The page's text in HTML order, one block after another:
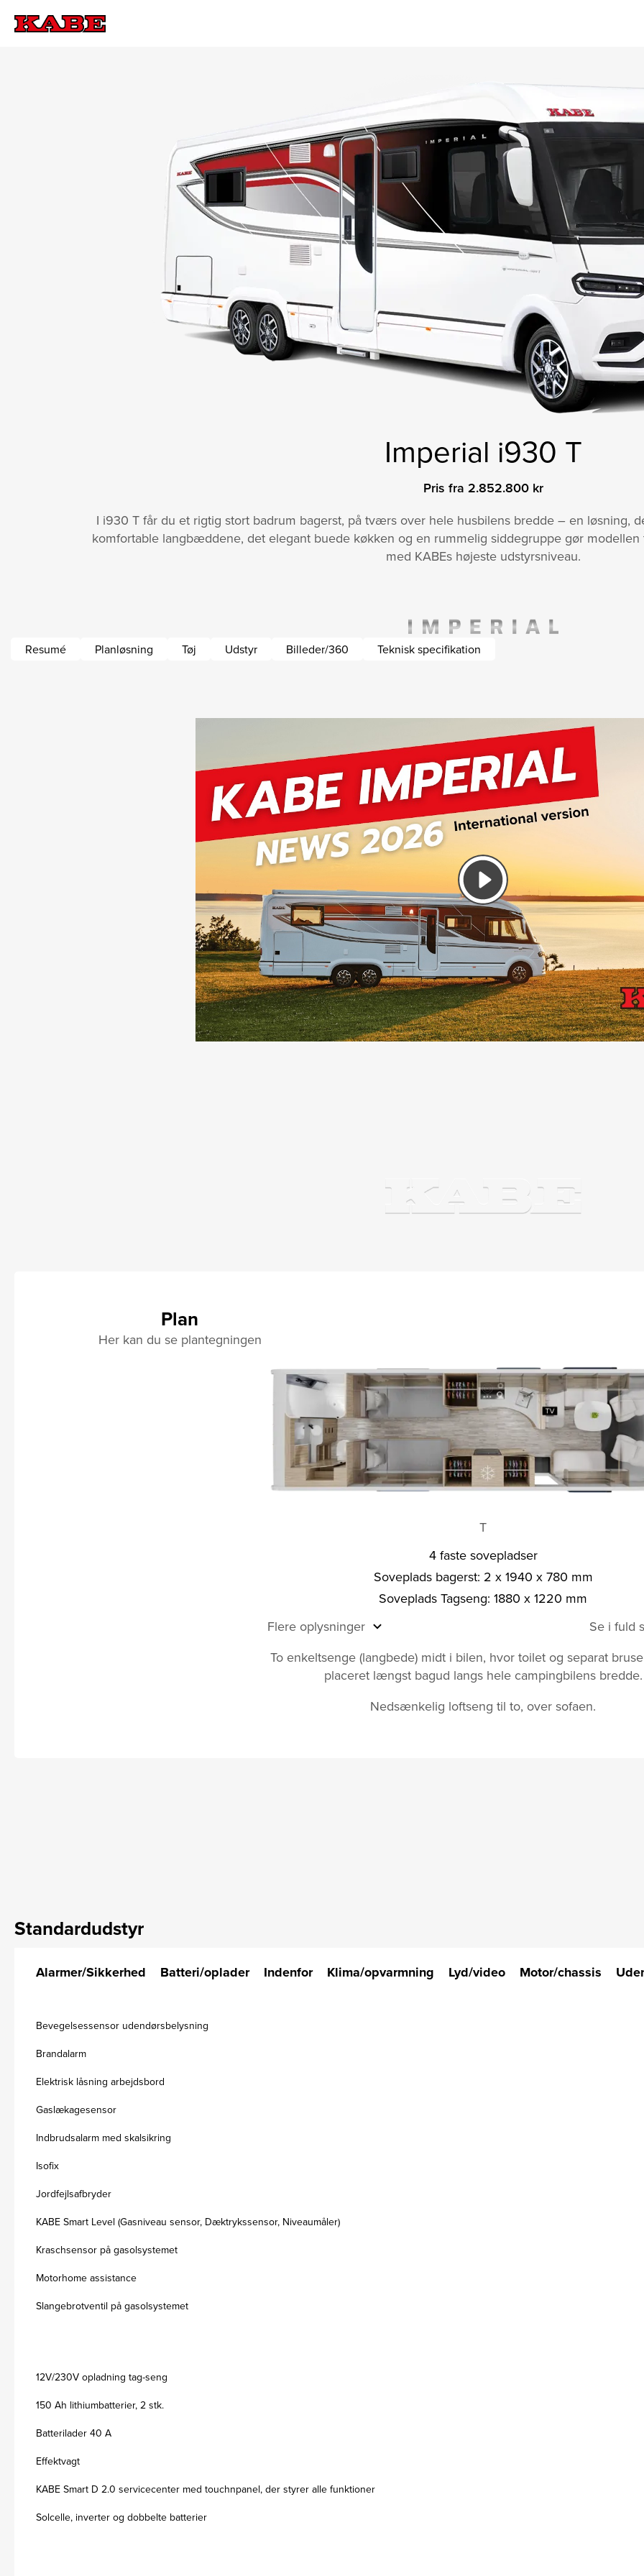
Imperial i930 T
Pris fra 2.852.800 kr
I i930 T får du et rigtig stort badrum bagerst, på tværs over hele husbilens bredde – en løsning,
komfortable langbæddene, det elegant buede køkken og en rummelig siddegruppe gør
med KABEs højeste udstyrsniveau.
Resumé Planløsning Tøj Udstyr Billeder/360 Teknisk specifikation
Plan
Her kan du se plantegningen
T
4 faste sovepladser
Soveplads bagerst: 2 x 1940 x 780 mm
Soveplads Tagseng: 1880 x 1220 mm
Flere oplysninger
Se i fuld
To enkeltsenge (langbede) midt i bilen, hvor toilet og separat
placeret længst bagud langs hele campingbilens bredde.
Nedsænkelig loftseng til to, over sofaen.
Standardudstyr
Alarmer/Sikkerhed Batteri/oplader Indenfor Klima/opvarmning Lyd/video Motor/chassis
Bevegelsessensor udendørsbelysning
Brandalarm
Elektrisk låsning arbejdsbord
Gaslækagesensor
Indbrudsalarm med skalsikring
Isofix
Jordfejlsafbryder
KABE Smart Level (Gasniveau sensor, Dæktrykssensor, Niveaumåler)
Kraschsensor på gasolsystemet
Motorhome assistance
Slangebrotventil på gasolsystemet
12V/230V opladning tag-seng
150 Ah lithiumbatterier, 2 stk.
Batterilader 40 A
Effektvagt
KABE Smart D 2.0 servicecenter med touchnpanel, der styrer alle funktioner
Solcelle, inverter og dobbelte batterier